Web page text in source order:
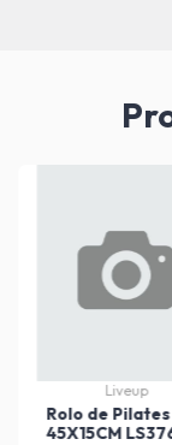
Liveup
Rolo de Pilates
45X15CM